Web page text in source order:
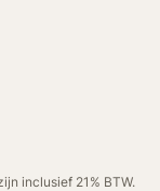
inclusief 21% BTW.